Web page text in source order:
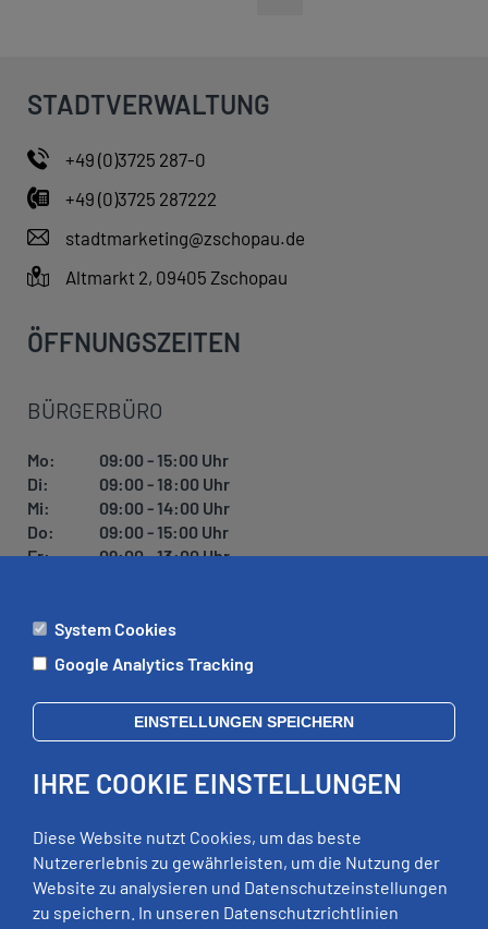
STADTVERWALTUNG
+49 (0)3725 287-0
+49 (0)3725 287222
stadtmarketing@zschopau.de
Altmarkt 2, 09405 Zschopau
ÖFFNUNGSZEITEN
BÜRGERBÜRO
Mo:
09:00 - 15:00 Uhr
Di:
09:00 - 18:00 Uhr
Mi:
09:00 - 14:00 Uhr
Do:
09:00 - 15:00 Uhr
Fr:
09:00 - 13:00 Uhr
ÄMTER
Di:
09:00 - 12:00 Uhr, 13:00 - 18:00 Uhr
Mi:
geschlossen
Fr:
09:00 - 12:00 Uhr
RECHTLICHES
System Cookies
Google Analytics Tracking
EINSTELLUNGEN SPEICHERN
IHRE COOKIE EINSTELLUNGEN
Diese Website nutzt Cookies, um das beste
Nutzererlebnis zu gewährleisten, um die Nutzung der
Website zu analysieren und Datenschutzeinstellungen
zu speichern. In unseren Datenschutzrichtlinien